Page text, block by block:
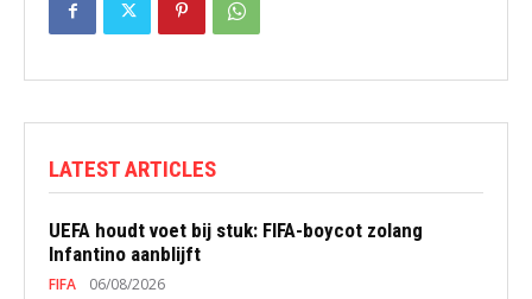
LATEST ARTICLES
UEFA houdt voet bij stuk: FIFA-boycot zolang
Infantino aanblijft
FIFA 06/08/2026